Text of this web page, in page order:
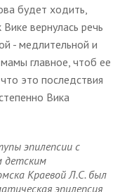
будет ходить,
вернулась речь
- медлительной и
главное, чтоб ее
это последствия
Вика
эпилепсии с
детским
Краевой Л.С. был
эпилепсия